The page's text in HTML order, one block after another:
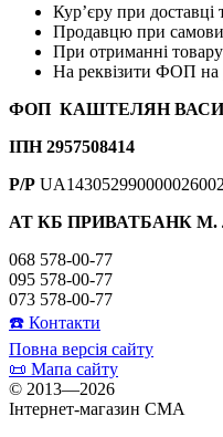
Кур’єру при доставці
Продавцю при
При отриманні
На реквізити ФОП на
ФОП КАШТЕЛЯН
ІПН 2957508414
Р/Р
АТ КБ ПРИВАТБАНК М.
068 578-00-77
095 578-00-77
073 578-00-77
☎️ Контакти
Повна версія сайту
📜 Мапа сайту
© 2013—2026
Інтернет-магазин CMA